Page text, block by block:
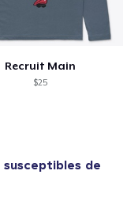
Recruit Main
$25
susceptibles de